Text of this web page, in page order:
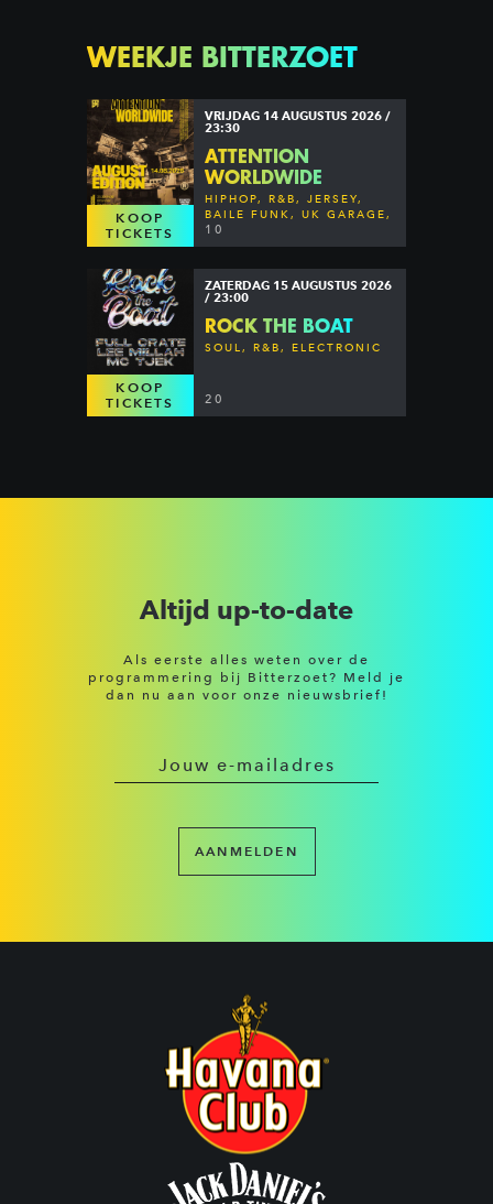
WEEKJE BITTERZOET
KOOP
TICKETS
VRIJDAG 14 AUGUSTUS 2026 /
23:30
ATTENTION
WORLDWIDE
HIPHOP, R&B, JERSEY,
BAILE FUNK, UK GARAGE,
DANCEHALL & MORE
10
KOOP
TICKETS
ZATERDAG 15 AUGUSTUS 2026
/ 23:00
ROCK THE BOAT
SOUL, R&B, ELECTRONIC
20
Altijd up-to-date
Als eerste alles weten over de
programmering bij Bitterzoet? Meld je
dan nu aan voor onze nieuwsbrief!
AANMELDEN